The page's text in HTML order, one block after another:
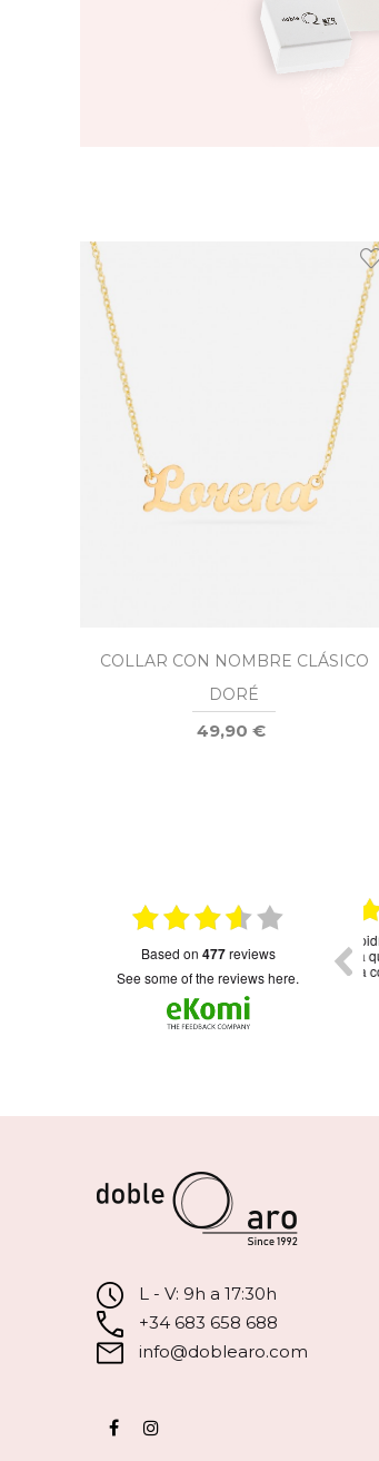
COLLAR CON NOMBRE CLÁSICO
DORÉ
49,90 €
based on 477reviews
see some of the reviews here.
L - V: 9h a 17:30h
+34 683 658 688
info@doblearo.com
Facebook